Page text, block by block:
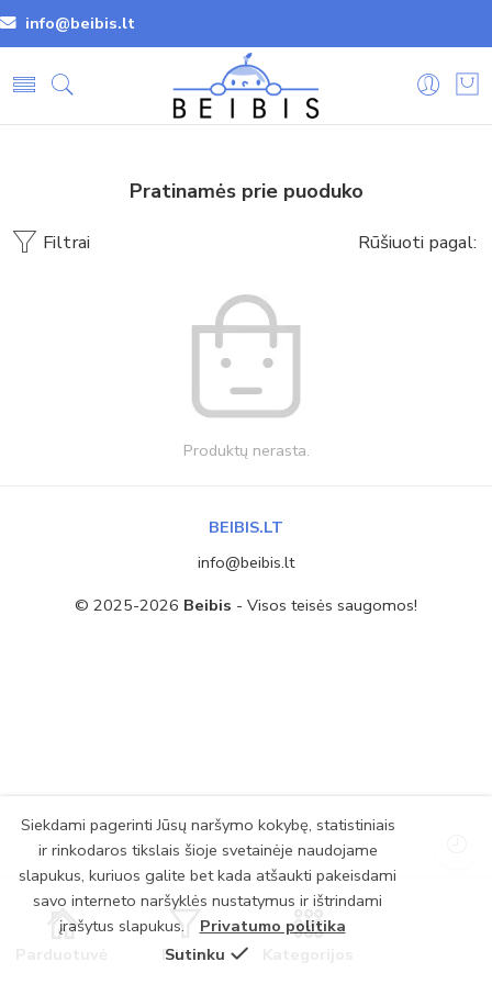
info@beibis.lt
Pratinamės prie puoduko
Filtrai Rūšiuoti pagal:
Produktų nerasta.
BEIBIS.LT
info@beibis.lt
© 2025-2026 Beibis - Visos teisės saugomos!
Filtrai
Siekdami pagerinti Jūsų naršymo kokybę, statistiniais
ir rinkodaros tikslais šioje svetainėje naudojame
slapukus, kuriuos galite bet kada atšaukti pakeisdami
savo interneto naršyklės nustatymus ir ištrindami
įrašytus slapukus.
Privatumo politika
Sutinku